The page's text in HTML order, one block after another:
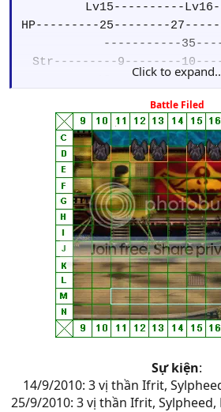
Lv15----------
HP---------25--------
-----------
Str---------9--------
-13------------
Skl---------10--------
-12------------
Agi---------9---------
-12------------
Def---------7---------
------------
Mag--------8---------
------------
Luck--------2---------
------------
Move: 5
Weapon--EvilClaw---
EvilClaw----
Click to
Battle Filed
Sự kiện:
14/9/2010: 3 vị thần Ifrit,
25/9/2010: 3 vị thần Ifrit,